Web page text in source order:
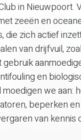
in
zeeën en
zich actief
van drijfvuil,
en
we aan:
beperken
van